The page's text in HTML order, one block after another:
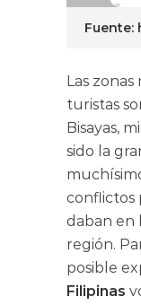
Fuente:
Las zonas
turistas
Bisayas,
sido la
conflictos
daban en
región.
posible
Filipinas